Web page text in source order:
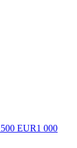
500 EUR1 000